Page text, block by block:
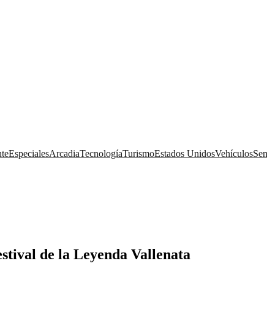
EspecialesArcadiaTecnologíaTurismoEstados UnidosVehículos
de la Leyenda Vallenata